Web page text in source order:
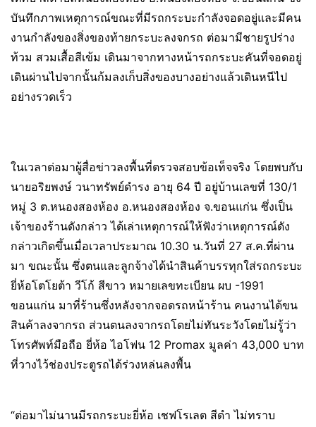
บันทึกภาพเหตุการณ์ขณะที่มีรถกระบะกำลังจอดอยู่และมีคน
งานกำลังของสิ่งของท้ายกระบะลงจกรถ ต่อมามีชายรูปร่าง
ท้วม สวมเสื้อสีเข้ม เดินมาจากทางหน้ารถกระบะคันที่จอดอยู่
เดินผ่านไปจากนั้นก้มลงเก็บสิ่งของบางอย่างแล้วเดินหนีไป
อย่างรวดเร็ว
ในเวลาต่อมาผู้สื่อข่าวลงพื้นที่ตรวจสอบข้อเท็จจริง โดยพบกับ
นายอริยพงษ์ วนาทรัพย์ดำรง อายุ 64 ปี อยู่บ้านเลขที่ 130/1
หมู่ 3 ต.หนองสองห้อง อ.หนองสองห้อง จ.ขอนแก่น ซึ่งเป็น
เจ้าของร้านดังกล่าว ได้เล่าเหตุการณ์ให้ฟังว่าเหตุการณ์ดัง
กล่าวเกิดขึ้นเมื่อเวลาประมาณ 10.30 น.วันที่ 27 ส.ค.ที่ผ่าน
มา ขณะนั้น ซึ่งตนและลูกจ้างได้นำสินค้าบรรทุกใส่รถกระบะ
ยี่ห้อโตโยต้า วีโก้ สีขาว หมายเลขทะเบียน ผบ -1991
ขอนแก่น มาที่ร้านซึ่งหลังจากจอดรถหน้าร้าน คนงานได้ขน
สินค้าลงจากรถ ส่วนตนลงจากรถโดยไม่ทันระวังโดยไม่รู้ว่า
โทรศัพท์มือถือ ยี่ห้อ ไอโฟน 12 Promax มูลค่า 43,000 บาท
ที่วางไว้ช่องประตูรถได้ร่วงหล่นลงพื้น
“ต่อมาไม่นานมีรถกระบะยี่ห้อ เชฟโรเลต สีดำ ไม่ทราบ